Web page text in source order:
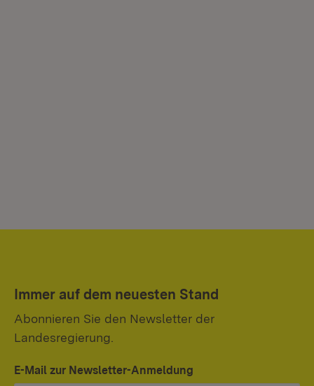
Immer auf dem neuesten Stand
Abonnieren Sie den Newsletter der
Landesregierung.
E-Mail zur Newsletter-Anmeldung